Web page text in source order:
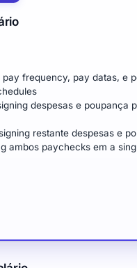
frequency, pay datas, e
despesas e
restante despesas e
ambos paychecks em a